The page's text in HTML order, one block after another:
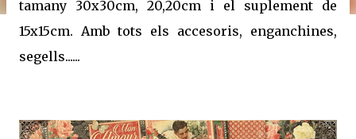
tamany 30x30cm, 20,20cm i el suplement de
15x15cm. Amb tots els accesoris, enganchines,
segells......